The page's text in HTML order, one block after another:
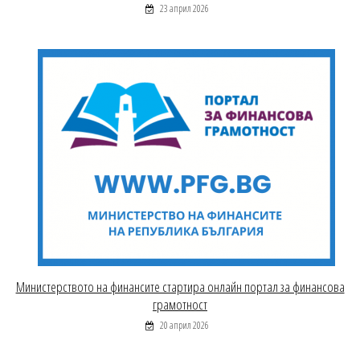
23 април 2026
Министерството на финансите стартира онлайн портал за финансова
грамотност
20 април 2026